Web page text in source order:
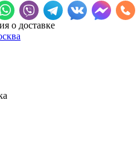
о доставке